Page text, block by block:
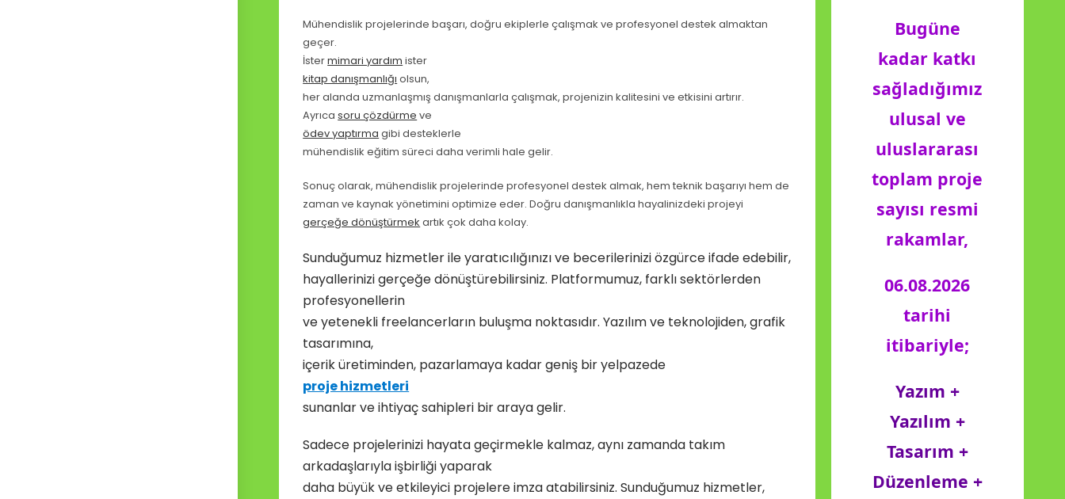
Mühendislik projelerinde başarı, doğru ekiplerle çalışmak ve profesyonel destek almaktan
geçer.
İstermimari yardım ister
kitap danışmanlığı olsun,
her alanda uzmanlaşmış danışmanlarla çalışmak, projenizin kalitesini ve etkisini artırır.
Ayrıcasoru çözdürme ve
ödev yaptırma gibi desteklerle
mühendislik eğitim süreci daha verimli hale gelir.
Sonuç olarak, mühendislik projelerinde profesyonel destek almak, hem teknik başarıyı hem de
zaman ve kaynak yönetimini optimize eder. Doğru danışmanlıkla hayalinizdeki projeyi
gerçeğe dönüştürmek artık çok daha kolay.
Sunduğumuz hizmetler ile yaratıcılığınızı ve becerilerinizi özgürce ifade edebilir,
hayallerinizi gerçeğe dönüştürebilirsiniz. Platformumuz, farklı sektörlerden
profesyonellerin
ve yetenekli freelancerların buluşma noktasıdır. Yazılım ve teknolojiden, grafik
tasarımına,
içerik üretiminden, pazarlamaya kadar geniş bir yelpazede
proje hizmetleri
sunanlar ve ihtiyaç sahipleri bir araya gelir.
Sadece projelerinizi hayata geçirmekle kalmaz, aynı zamanda takım
arkadaşlarıyla işbirliği yaparak
daha büyük ve etkileyici projelere imza atabilirsiniz. Sunduğumuz hizmetler,
Bugüne
kadar katkı
sağladığımız
ulusal ve
uluslararası
toplam proje
sayısı resmi
rakamlar,
06.08.2026
tarihi
itibariyle;
Yazım +
Yazılım +
Tasarım +
Düzenleme +